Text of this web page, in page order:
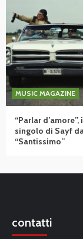
MUSIC MAGAZINE
“Parlar
singolo di Sayf
“Santissimo”
contatti